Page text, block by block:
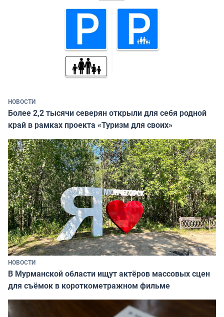
НОВОСТИ
Более 2,2 тысячи северян открыли для себя родной
край в рамках проекта «Туризм для своих»
НОВОСТИ
В Мурманской области ищут актёров массовых сцен
для съёмок в короткометражном фильме